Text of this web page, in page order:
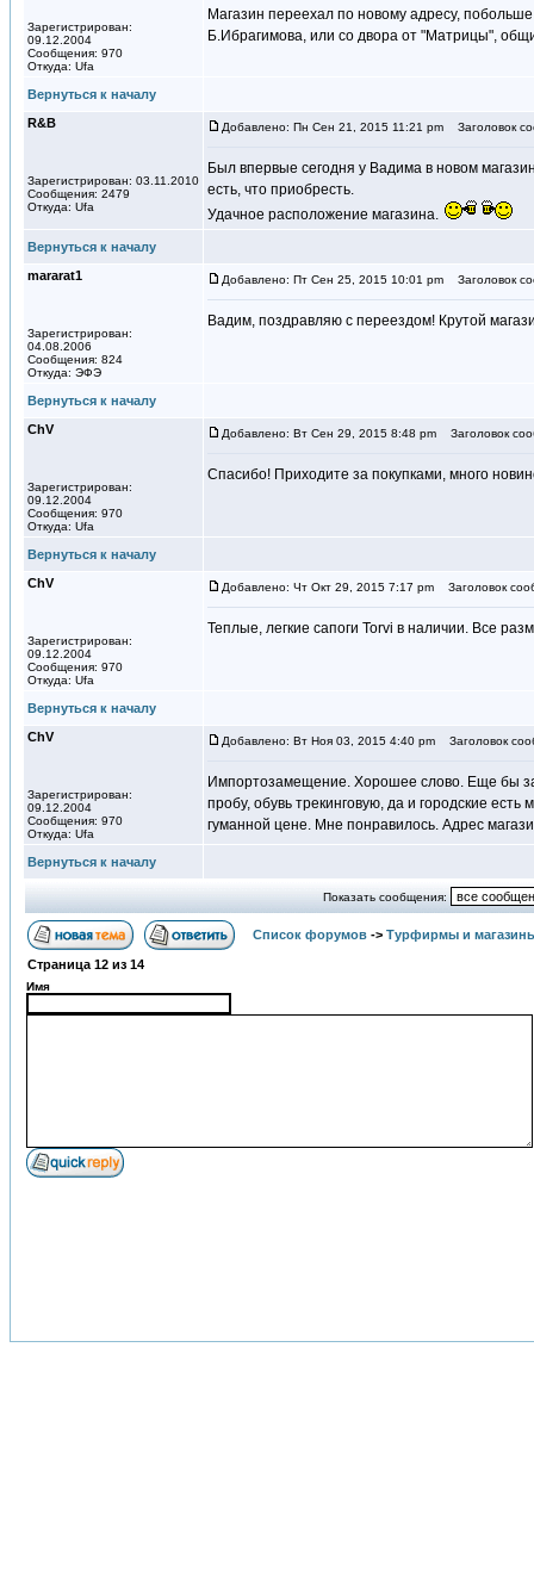
Зарегистрирован:
09.12.2004
Сообщения: 970
Откуда: Ufa
Магазин переехал по новому адресу,
Б.Ибрагимова, или со двора от "Матрицы",
Вернуться к началу
R&B
Зарегистрирован: 03.11.2010
Сообщения: 2479
Откуда: Ufa
Добавлено: Пн Сен 21, 2015 11:21 pm Заголовок
Был впервые сегодня у Вадима в новом
есть, что приобресть.
Удачное расположение магазина.
Вернуться к началу
mararat1
Зарегистрирован:
04.08.2006
Сообщения: 824
Откуда: ЭФЭ
Добавлено: Пт Сен 25, 2015 10:01 pm Заголовок
Вадим, поздравляю с переездом! Крутой
Вернуться к началу
ChV
Зарегистрирован:
09.12.2004
Сообщения: 970
Откуда: Ufa
Добавлено: Вт Сен 29, 2015 8:48 pm Заголовок
Спасибо! Приходите за покупками, много
Вернуться к началу
ChV
Зарегистрирован:
09.12.2004
Сообщения: 970
Откуда: Ufa
Добавлено: Чт Окт 29, 2015 7:17 pm Заголовок
Теплые, легкие сапоги Torvi в наличии. Все
Вернуться к началу
ChV
Зарегистрирован:
09.12.2004
Сообщения: 970
Откуда: Ufa
Добавлено: Вт Ноя 03, 2015 4:40 pm Заголовок
Импортозамещение. Хорошее слово. Еще бы
пробу, обувь трекинговую, да и городские
гуманной цене. Мне понравилось. Адрес
Вернуться к началу
Показать сообщения:
Список форумов -> Турфирмы и
Страница 12 из 14
Имя